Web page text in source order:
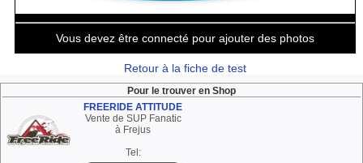
Vous devez être connecté pour ajouter des photos
Retour à la fiche de test
Pour le trouver en Shop
FREERIDE ATTITUDE
Vente de SUP Fanatic
à Frejus
Tel: